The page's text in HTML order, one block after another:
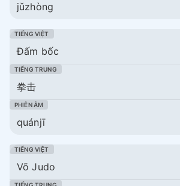
jǔzhòng
Đấm bốc
拳击
quánjī
Võ Judo